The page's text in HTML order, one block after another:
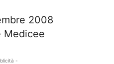
2008
Medicee
-